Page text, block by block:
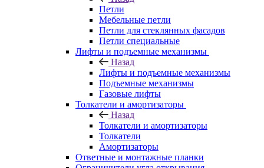
Петли
Мебельные петли
Петли для стеклянных фасадов
Петли специальные
Лифты и подъемные механизмы
Назад
Лифты и подъемные механизмы
Подъемные механизмы
Газовые лифты
Толкатели и амортизаторы
Назад
Толкатели и амортизаторы
Толкатели
Амортизаторы
Ответные и монтажные планки